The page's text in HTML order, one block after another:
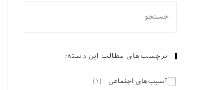
برچسب‌های مطالب این دسته:
آسیب‌های اجتماعی ( ۱ )